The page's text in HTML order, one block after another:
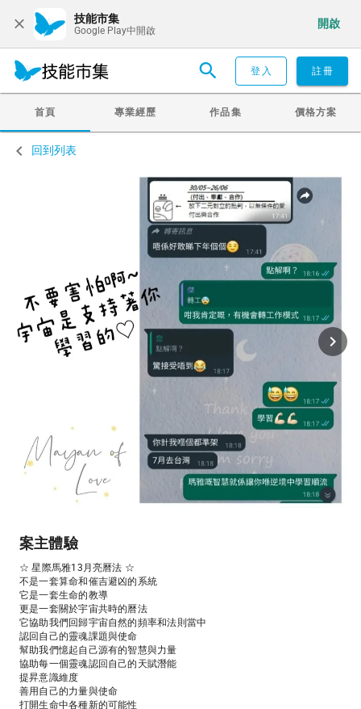
技能市集
Google Play中開啟
開啟
登入 註冊
首頁 專業經歷 作品集 價格方案
回到列表
案主體驗
☆ 星際馬雅13月亮曆法 ☆
不是一套算命和催吉避凶的系統
它是一套生命的教導
更是一套關於宇宙共時的曆法
它協助我們回歸宇宙自然的頻率和法則當中
認回自己的靈魂課題與使命
幫助我們憶起自己源有的智慧與力量
協助每一個靈魂認回自己的天賦潛能
提昇意識維度
善用自己的力量與使命
打開生命中各種新的可能性